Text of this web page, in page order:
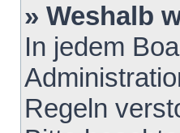
» Weshalb
In jedem
Regeln